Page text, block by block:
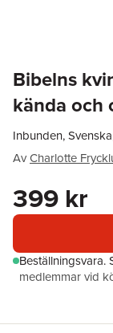
Bibelns
kända och
Inbunden,
AvCharlotte
399 kr
Beställningsvara.
medlemmar vid